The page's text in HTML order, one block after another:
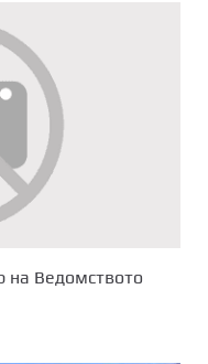
на Ведомството